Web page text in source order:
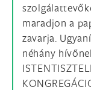
maradjon a
zavarja.
néhány